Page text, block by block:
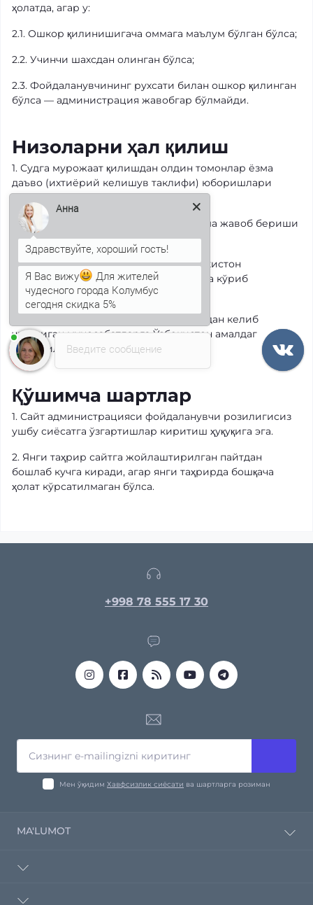
ҳолатда, агар у:
2.1. Ошкор қилинишигача оммага маълум бўлган бўлса;
2.2. Учинчи шахсдан олинган бўлса;
2.3. Фойдаланувчининг рухсати билан ошкор қилинган
бўлса — администрация жавобгар бўлмайди.
Низоларни ҳал қилиш
1. Судга мурожаат қилишдан олдин томонлар ёзма
даъво (ихтиёрий келишув таклифи) юборишлари
шарт.
2. Даъво олган томон 30 кун ичида ёзма жавоб бериши
керак.
3. Келишувга эришилмаса, низо Ўзбекистон
қонунчилигига мувофиқ суд тартибида кўриб
чиқилади.
4. Ушбу Махфийлик сиёсатидан ва ундан келиб
чиқадиган муносабатларга Ўзбекистон амалдаг
қонунчилиги татбиқ этилади.
Қўшимча шартлар
1. Сайт администрацияси фойдаланувчи розилигисиз
ушбу сиёсатга ўзгартишлар киритиш ҳуқуқига эга.
2. Янги таҳрир сайтга жойлаштирилган пайтдан
бошлаб кучга киради, агар янги таҳрирда бошқача
ҳолат кўрсатилмаган бўлса.
+998 78 555 17 30
Мен ўқидим Хавфсизлик сиёсати ва шартларга розиман
MA'LUMOT
Введите сообщение
Анна
Я Вас вижу
Для жителей
чудесного города Колумбус
сегодня скидка 5%